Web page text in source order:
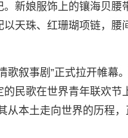
。新娘服饰上的镶海贝
天珠、红珊瑚项链，腰
歌叙事剧”正式拉开帷幕
民歌在世界青年联欢节
从本土走向世界的历程